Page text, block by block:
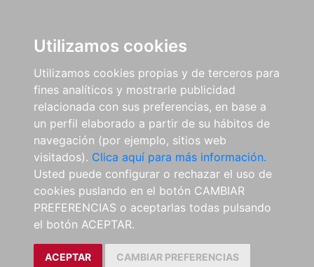
Utilizamos cookies
Utilizamos cookies propias y de terceros para
fines analíticos y mostrarle publicidad
relacionada con sus preferencias, en base a
un perfil elaborado a partir de su hábitos de
navegación (por ejemplo, sitios web
visitados). Clica aquí para más información.
Usted puede configurar o rechazar el uso de
cookies puslando en el botón CAMBIAR
PREFERENCIAS o aceptarlas todas pulsando
el botón ACEPTAR.
ACEPTAR CAMBIAR PREFERENCIAS